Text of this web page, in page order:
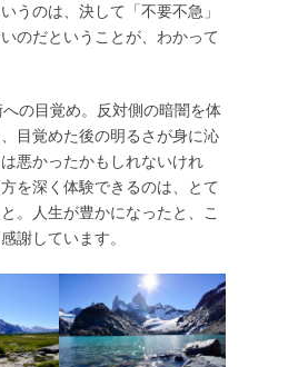
うのは、決して「不要不急」
のだということが、わかって
の目覚め。反対側の暗闇を体
目覚めた後の明るさが身に沁
悪かったかもしれないけれ
を深く体験できるのは、とて
。人生が豊かになったと、こ
謝しています。